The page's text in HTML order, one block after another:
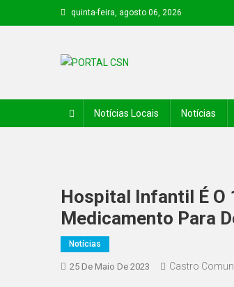
quinta-feira, agosto 06, 2026
Notícias Locais Notícias
Hospital Infantil É O
Medicamento Para
Notícias
25 De Maio De 2023 Castro